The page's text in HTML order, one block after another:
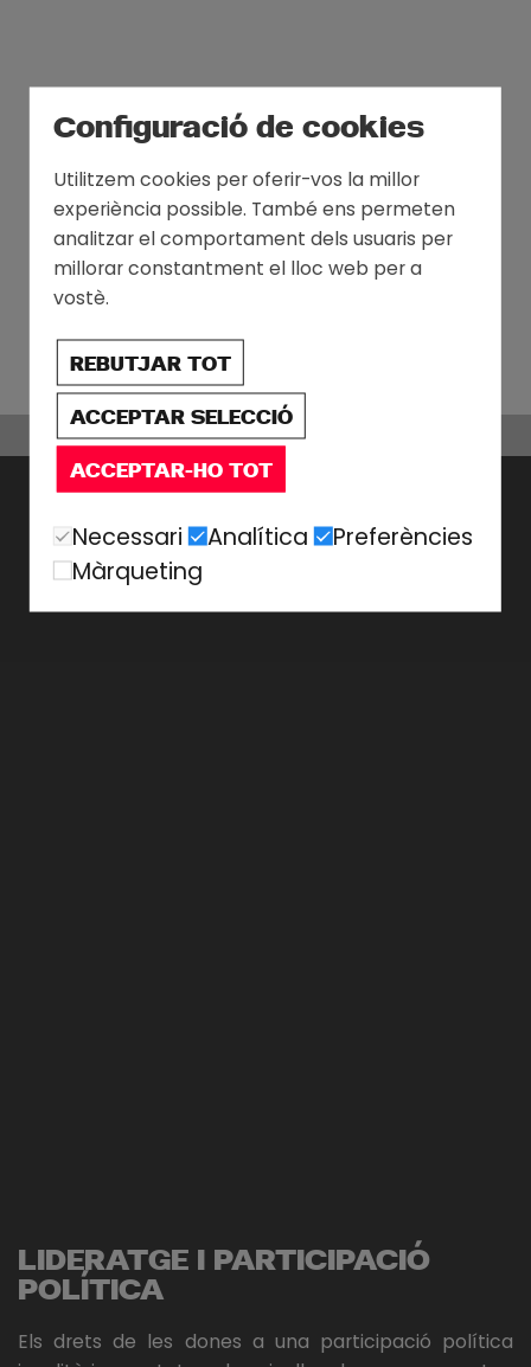
LIDERATGE I PARTICIPACIÓ
POLÍTICA
Els drets de les dones a una participació política
Configuració de cookies
Utilitzem cookies per oferir-vos la millor
experiència possible. També ens permeten
analitzar el comportament dels usuaris per
millorar constantment el lloc web per a
vostè.
REBUTJAR TOT
ACCEPTAR SELECCIÓ
ACCEPTAR-HO TOT
Necessari Analítica
Preferències
Màrqueting